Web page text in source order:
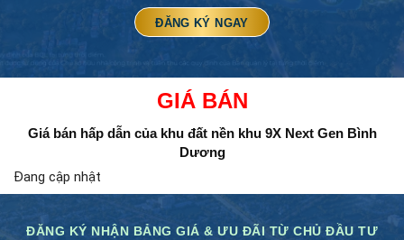
GIÁ BÁN
Giá bán hấp dẫn của khu đất nềnkhu 9X Next Gen Bình
Dương
Đang cập nhật
ĐĂNG KÝ NHẬN BẢNG GIÁ & ƯU ĐÃI TỪ CHỦ ĐẦU TƯ